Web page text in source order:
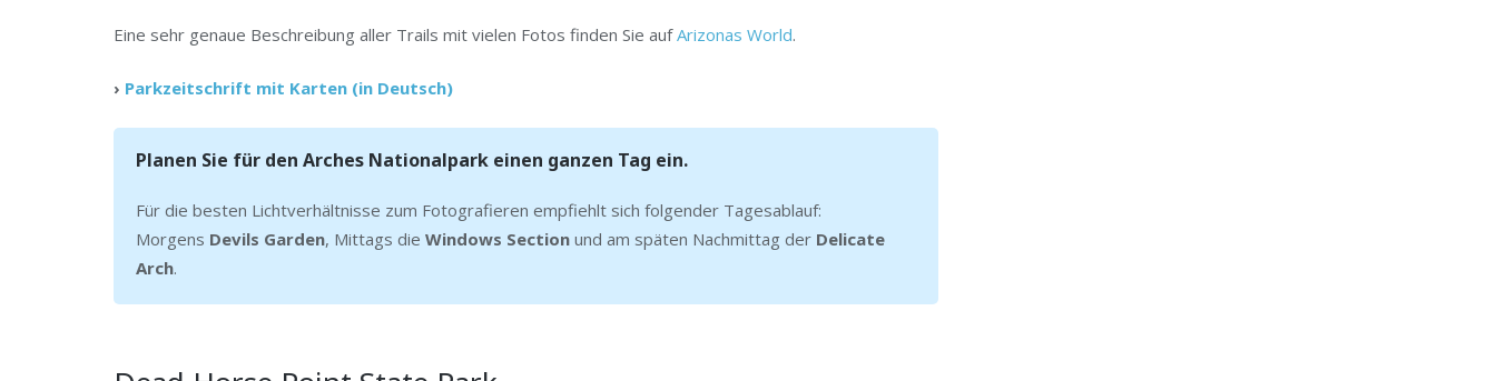
Eine sehr genaue Beschreibung aller Trails mit vielen Fotos finden Sie aufArizonas World.
› Parkzeitschrift mit Karten (in Deutsch)
Planen Sie für den Arches Nationalpark einen ganzen Tag ein.
Für die besten Lichtverhältnisse zum Fotografieren empfiehlt sich folgender Tagesablauf:
Morgens Devils Garden, Mittags die Windows Section und am späten Nachmittag der Delicate
Arch.